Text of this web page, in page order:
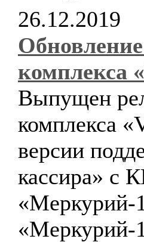
26.12.2019
комплекса
Выпущен
комплекса
версии
кассира» с
«Меркурий-
«Меркурий-